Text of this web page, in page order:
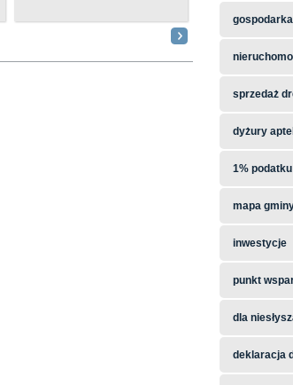
sprzedaż
dyżury
1% podatku
mapa
inwestycje
punkt
dla
deklaracja